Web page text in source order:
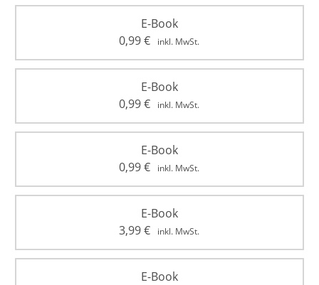
E-Book
0,99€ inkl. MwSt.
E-Book
0,99€ inkl. MwSt.
E-Book
0,99€ inkl. MwSt.
E-Book
3,99€ inkl. MwSt.
E-Book